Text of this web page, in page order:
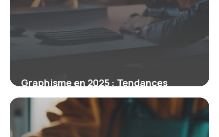
Graphisme en 2025 : Tendances
innovantes et intégration IA
19 mars 2026